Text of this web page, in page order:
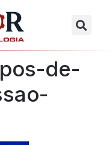
de-